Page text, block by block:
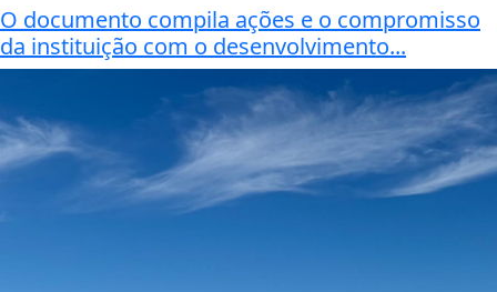
O documento compila ações e o compromisso
da instituição com o desenvolvimento...